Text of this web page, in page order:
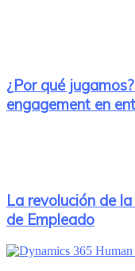
¿Por qué
engagement en
La revolución de
de Empleado